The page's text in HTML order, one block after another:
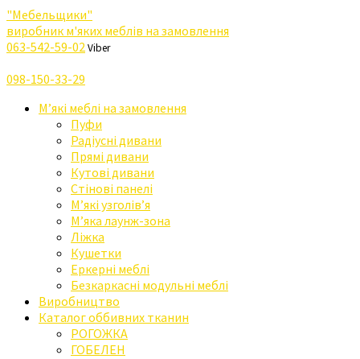
"Мебельщики"
виробник м'яких меблів на замовлення
063-542-59-02Viber
098-150-33-29
М’які меблі на замовлення
Пуфи
Радіусні дивани
Прямі дивани
Кутові дивани
Стінові панелі
М’які узголів’я
М’яка лаунж-зона
Ліжка
Кушетки
Еркерні меблі
Безкаркасні модульні меблі
Виробництво
Каталог оббивних тканин
РОГОЖКА
ГОБЕЛЕН